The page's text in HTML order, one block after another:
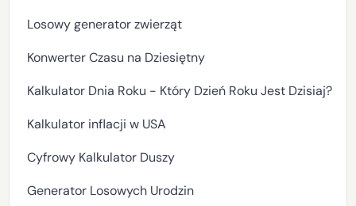
Losowy generator zwierząt
Konwerter Czasu na Dziesiętny
Kalkulator Dnia Roku - Który Dzień Roku Jest Dzisiaj?
Kalkulator inflacji w USA
Cyfrowy Kalkulator Duszy
Generator Losowych Urodzin